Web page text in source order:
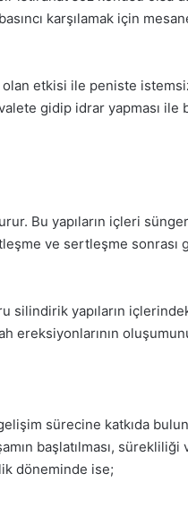
karşılamak için
etkisi ile peniste
gidip idrar yapması
Bu yapıların içleri
ve sertleşme
silindirik yapıların
ereksiyonlarının
sürecine katkıda
başlatılması, sürekliliği
döneminde ise;